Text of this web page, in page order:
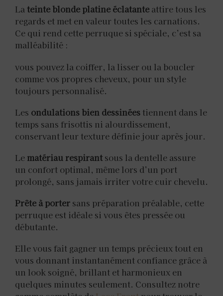
Lateinte blonde platine éclatante attire tous les
regards et met en valeur toutes les carnations.
Ce qui rend cette perruque si spéciale, c’est sa
malléabilité :
vous pouvez la coiffer, la lisser ou la boucler
comme vos propres cheveux, pour un style
toujours personnalisé.
Les ondulations bien dessinées tiennent dans le
temps sans frisottis ni alourdissement,
conservant leur texture définie jour après jour.
Le matériau respirant sous la dentelle assure
un confort optimal, même lors d’un port
prolongé, sans jamais irriter votre cuir chevelu.
Prête à porter sans préparation préalable, cette
perruque est idéale si vous êtes pressée ou
débutante.
Elle vous fait gagner un temps précieux tout en
vous donnant instantanément confiance grâce à
un look soigné, brillant et harmonieux en
quelques minutes seulement. Consultez notre